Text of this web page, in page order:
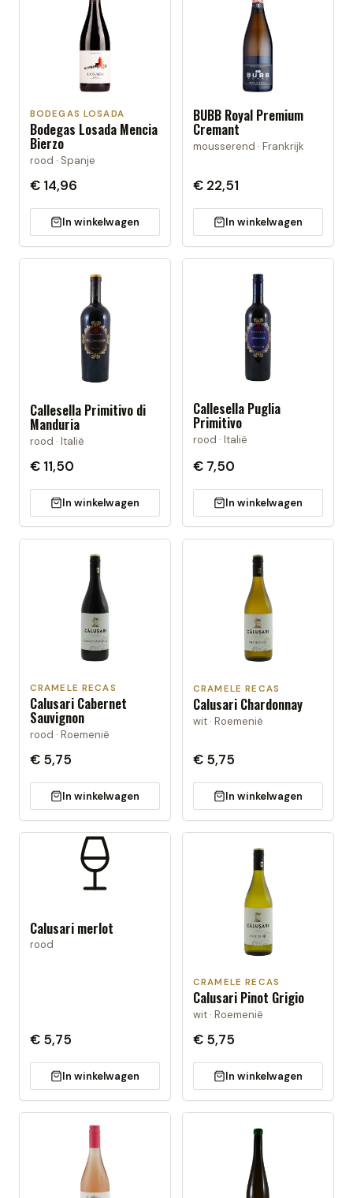
BODEGAS LOSADA
Bodegas Losada Mencia
Bierzo
rood · Spanje
€ 14,96
In winkelwagen
BUBB Royal Premium
Cremant
mousserend · Frankrijk
€ 22,51
In winkelwagen
Callesella Primitivo di
Manduria
rood · Italië
€ 11,50
In winkelwagen
Callesella Puglia
Primitivo
rood · Italië
€ 7,50
In winkelwagen
CRAMELE RECAS
Calusari Cabernet
Sauvignon
rood · Roemenië
€ 5,75
In winkelwagen
CRAMELE RECAS
Calusari Chardonnay
wit · Roemenië
€ 5,75
In winkelwagen
Calusari merlot
rood
€ 5,75
In winkelwagen
CRAMELE RECAS
Calusari Pinot Grigio
wit · Roemenië
€ 5,75
In winkelwagen